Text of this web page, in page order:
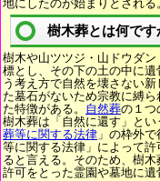
地にしたのが始まりとされる
樹木葬とは何です
樹木や山ツツジ・山ドウダ
標とし、その下の土の中に
う考え方で自然を壊さない
た墓石がないため宗教に縛
た特徴がある。 自然葬の１つ
樹木葬は「自然に還す」とい
葬等に関する法律 」の枠外
等に関する法律」によって
ると言える。そのため、樹
許可をとった霊園や墓地に遺